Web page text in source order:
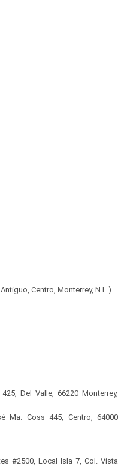
Centro, Monterrey, N.L.)
Del Valle, 66220 Monterrey,
Ma. Coss 445, Centro, 64000
#2500, Local Isla 7, Col. Vista